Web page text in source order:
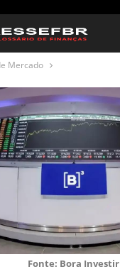
Mercado
Fonte: Bora Investir